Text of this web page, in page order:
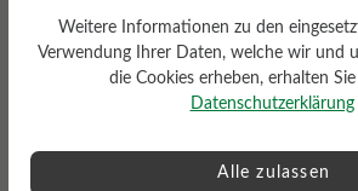
Weitere Informationen zu den
Verwendung Ihrer Daten, welche wir und
die Cookies erheben, erhalten
Datenschutzerklärung
Alle zulassen